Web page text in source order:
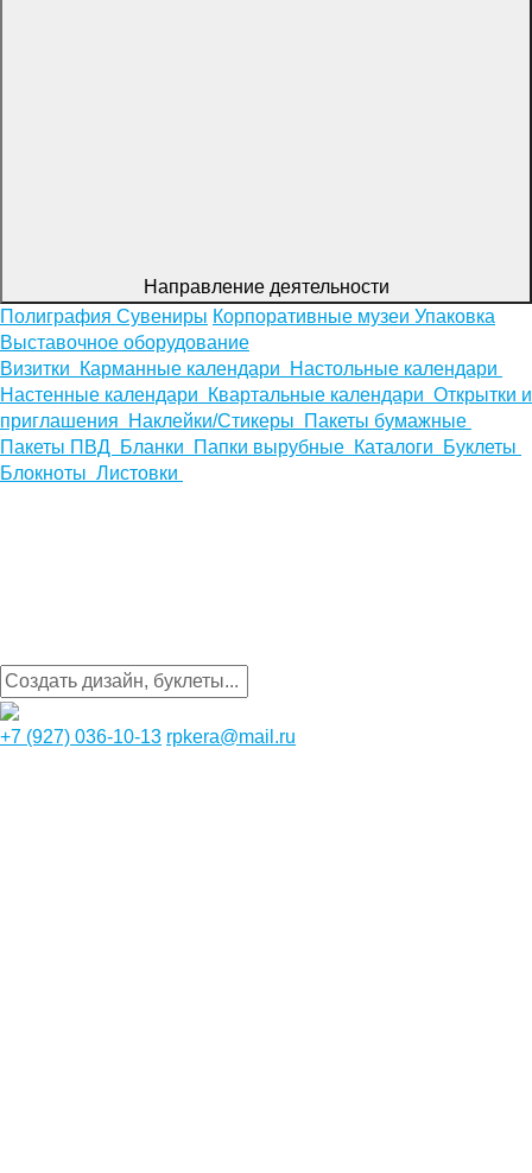
Направление деятельности
Полиграфия Сувениры Корпоративные музеи Упаковка
Выставочное оборудование
Визитки
Карманные календари
Настольные календари
Настенные календари
Квартальные календари Открытки и
приглашения
Наклейки/Стикеры
Пакеты бумажные
Пакеты ПВД Бланки Папки вырубные Каталоги
Буклеты
Блокноты Листовки
+7 (927) 036-10-13 rpkera@mail.ru